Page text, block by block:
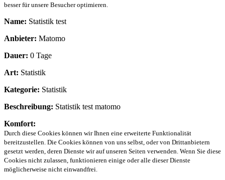
besser für unsere Besucher optimieren.
Name: Statistik test
Anbieter: Matomo
Dauer: 0 Tage
Art: Statistik
Kategorie: Statistik
Beschreibung: Statistik test matomo
Komfort:
Durch diese Cookies können wir Ihnen eine erweiterte Funktionalität
bereitzustellen. Die Cookies können von uns selbst, oder von Drittanbietern
gesetzt werden, deren Dienste wir auf unseren Seiten verwenden. Wenn Sie diese
Cookies nicht zulassen, funktionieren einige oder alle dieser Dienste
möglicherweise nicht einwandfrei.